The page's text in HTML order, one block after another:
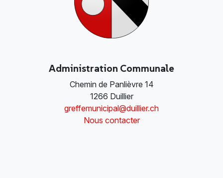
Administration Communale
Chemin de Panlièvre 14
1266 Duillier
greffemunicipal@duillier.ch
Nous contacter